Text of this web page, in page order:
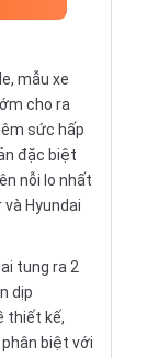
mẫu xe
cho ra
sức hấp
đặc biệt
nỗi lo nhất
Hyundai
tung ra 2
dịp
thiết kế,
biệt với